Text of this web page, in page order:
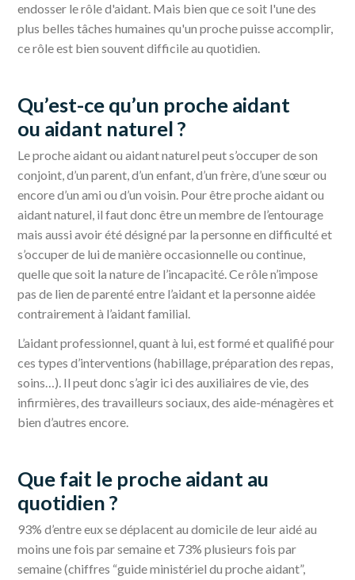
endosser le rôle d'aidant. Mais bien que ce soit l'une des
plus belles tâches humaines qu'un proche puisse accomplir,
ce rôle est bien souvent difficile au quotidien.
Qu’est-ce qu’un proche aidant
ou aidant naturel ?
Le proche aidant ou aidant naturel peut s’occuper de son
conjoint, d’un parent, d’un enfant, d’un frère, d’une sœur ou
encore d’un ami ou d’un voisin. Pour être proche aidant ou
aidant naturel, il faut donc être un membre de l’entourage
mais aussi avoir été désigné par la personne en difficulté et
s’occuper de lui de manière occasionnelle ou continue,
quelle que soit la nature de l’incapacité. Ce rôle n’impose
pas de lien de parenté entre l’aidant et la personne aidée
contrairement à l’aidant familial.
L’aidant professionnel, quant à lui, est formé et qualifié pour
ces types d’interventions (habillage, préparation des repas,
soins…). Il peut donc s’agir ici des auxiliaires de vie, des
infirmières, des travailleurs sociaux, des aide-ménagères et
bien d’autres encore.
Que fait le proche aidant au
quotidien ?
93% d’entre eux se déplacent au domicile de leur aidé au
moins une fois par semaine et 73% plusieurs fois par
semaine (chiffres “guide ministériel du proche aidant”,